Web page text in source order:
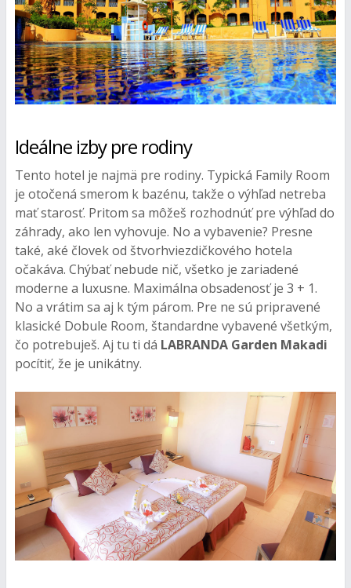
Ideálne izby pre rodiny
Tento hotel je najmä pre rodiny. Typická Family Room
je otočená smerom k bazénu, takže o výhľad netreba
mať starosť. Pritom sa môžeš rozhodnúť pre výhľad do
záhrady, ako len vyhovuje. No a vybavenie? Presne
také, aké človek od štvorhviezdičkového hotela
očakáva. Chýbať nebude nič, všetko je zariadené
moderne a luxusne. Maximálna obsadenosť je 3 + 1.
No a vrátim sa aj k tým párom. Pre ne sú pripravené
klasické Dobule Room, štandardne vybavené všetkým,
čo potrebuješ. Aj tu ti dá LABRANDA Garden Makadi
pocítiť, že je unikátny.